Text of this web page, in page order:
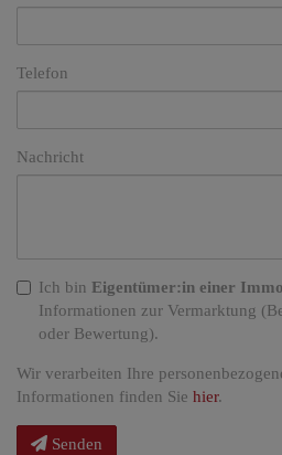
Telefon
Nachricht
Ich bin Eigentümer:in einer
Informationen zur Vermarktung
oder Bewertung).
Wir verarbeiten Ihre
Informationen finden Sie hier.
Senden